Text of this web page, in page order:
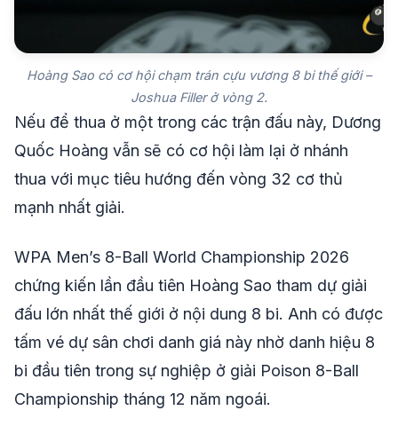
Hoàng Sao có cơ hội chạm trán cựu vương 8 bi thế giới –
Joshua Filler ở vòng 2.
Nếu để thua ở một trong các trận đấu này, Dương
Quốc Hoàng vẫn sẽ có cơ hội làm lại ở nhánh
thua với mục tiêu hướng đến vòng 32 cơ thủ
mạnh nhất giải.
WPA Men’s 8-Ball World Championship 2026
chứng kiến lần đầu tiên Hoàng Sao tham dự giải
đấu lớn nhất thế giới ở nội dung 8 bi. Anh có được
tấm vé dự sân chơi danh giá này nhờ danh hiệu 8
bi đầu tiên trong sự nghiệp ở giải Poison 8-Ball
Championship tháng 12 năm ngoái.